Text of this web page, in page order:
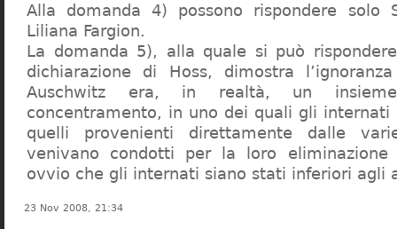
Alla domanda 4) possono rispondere solo
Liliana Fargion.
La domanda 5), alla quale si può
dichiarazione di Hoss, dimostra
Auschwitz era, in realtà, un
concentramento, in uno dei quali gli
quelli provenienti direttamente dalle
venivano condotti per la loro eliminazione
ovvio che gli internati siano stati inferiori agli
23 Nov 2008, 21:34